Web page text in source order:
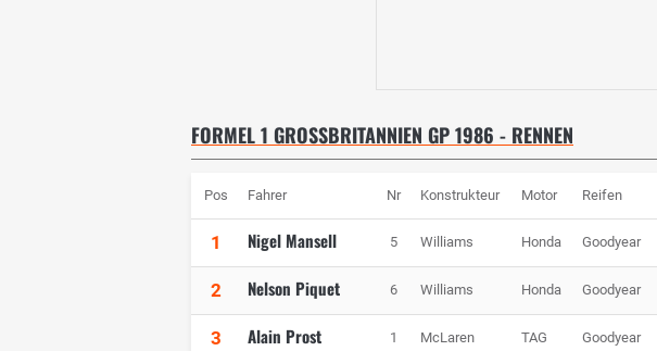
FORMEL 1 GROSSBRITANNIEN GP 1986 - RENNEN
Pos Fahrer Nr Konstrukteur Motor Reifen
1 Nigel Mansell 5 Williams Honda Goodyear
2 Nelson Piquet 6 Williams Honda Goodyear
3 Alain Prost 1 McLaren TAG Goodyear